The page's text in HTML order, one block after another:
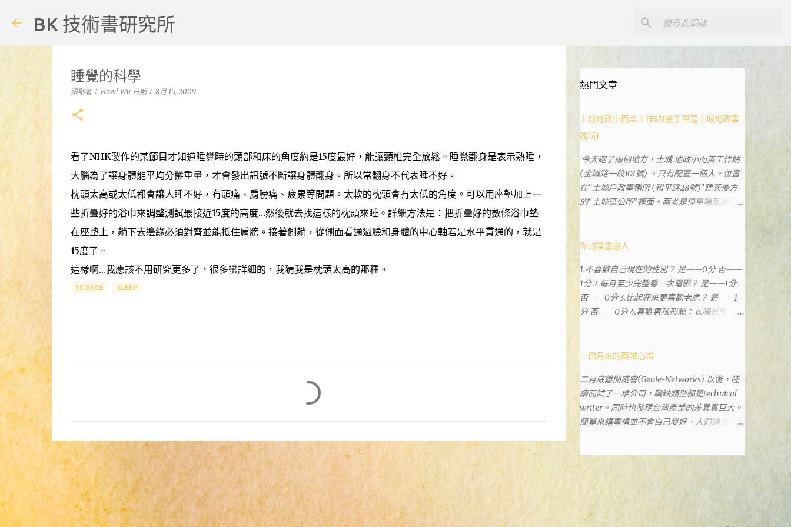
BK 技術書研究所
睡覺的科學
張貼者： Howl Wu 日期： 8月 15, 2009
看了NHK製作的某節目才知道睡覺時的頭部和床的角度約是15度最好，能讓頸椎完全放鬆。睡覺翻身是表示熟睡，
大腦為了讓身體能平均分攤重量，才會發出訊號不斷讓身體翻身。所以常翻身不代表睡不好。
枕頭太高或太低都會讓人睡不好，有頭痛、肩膀痛、疲累等問題。太軟的枕頭會有太低的角度。可以用座墊加上一
些折疊好的浴巾來調整測試最接近15度的高度…然後就去找這樣的枕頭來睡。詳細方法是：把折疊好的數條浴巾墊
在座墊上，躺下去邊緣必須對齊並能抵住肩膀。接著側躺，從側面看通過臉和身體的中心軸若是水平貫通的，就是
15度了。
這樣啊…我應該不用研究更多了，很多蠻詳細的，我猜我是枕頭太高的那種。
SCIENCE SLEEP
熱門文章
土城地政小而美工作站(幾乎算是土城地政事
務所)
今天跑了兩個地方，土城 地政小而美工作站
(金城路一段101號) ，只有配置一個人。位置
在"土城戶政事務所 (和平路28號)"建築後方
的"土城區公所"裡面。兩者是停車場互通的，
所等建築。所以都在一塊，但你可能會走錯大
樓。 Google評論上有不少跑錯的人，以為地
政也配置在戶政事務所裡面。但其實 土城沒
有正式的地政事務所，只有地政小而美工作站
，也已經能處理大部分需求。我是因為有了法
院公文才拿到了第三類謄本的紀錄，看到以後
資源。但我不知道審判時法官會不會去調閱這
細心，在案牘勞形中，會願意為了這種小人物
受害案件去挖出更大的黑幕。 辦理人員非常
專業熱心，也非常忙碌。還告訴我目前需要的
關鍵特定檔案(原案登記簿案件，接露轉手時
務所 )去取得。不過實際到了現場發現還是需
要法院的正式行文才可以拿到這些檔案，因為
我並非權利人，只是被捲入事件的租客。 在
這過程中我覺得很像行走於沙漠的求生者，在
一個小綠洲受到指引要繼續往某個方向才能脫
你的漫畫戀人
1.不喜歡自己現在的性別？ 是——0分 否——
1分 2.每月至少完整看一次電影？ 是——1分
否——0分 3.比起鹿來更喜歡老虎？ 是——1
分 否——0分 4.喜歡男孩形貌： a.陽光型，很
可愛——4分 5.喜歡女孩形貌： a.楚楚動人，
麗高貴的大家閨秀－3分 d.頹廢另類狂放——1
分 6.希望戀人的姓氏： a.大眾化——1分 b.罕
見，古色古香的複姓——2分 c.配上名字動聽
——4分 d.叫什麼都無所謂——3分 7.下列活動
午檯球——3分 c.正式的舞會——4分 d.猜謎或
搶答——2分 8.橡皮與立可白，更常用： 橡皮
——1分 立可白——0分 9.喜歡下列哪一種顏
色搭配： a.紅加黑——1分 b.金加銀——2分 c.
粉加白——4分 d.粉加灰——3分 10.有多少特
長？ a.沒有——2分 b.1、2項——4分 c.3、4項
三個月來的面試心得
二月底離開威睿(Genie-Networks) 以後，陸
續面試了一堆公司，職缺類型都是technical
writer。同時也發現台灣產業的差異真巨大。
簡單來講事情並不會自己變好，人們通常都是
是這樣。 (因為我原本預計離開威睿的時間是
八月左右，這個時間比我預期的早了半年。感
謝某個腦袋不清楚的R大股東兼被冰凍的主
管，減少了我會繼續在這間公司浪費掉的生
命。) 這個過程其實是比較倉促的，原因稍後